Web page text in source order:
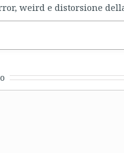
weird e distorsione